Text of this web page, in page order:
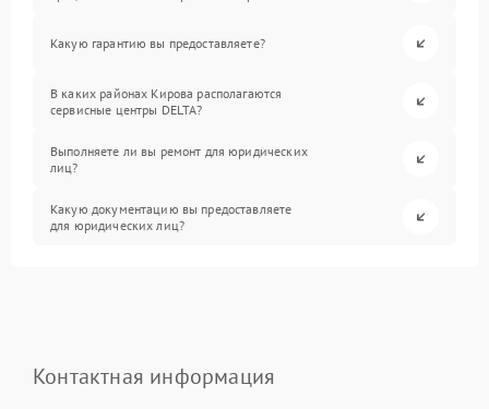
Какую гарантию вы предоставляете?
В каких районах Кирова располагаются
сервисные центры DELTA?
Выполняете ли вы ремонт для юридических
лиц?
Какую документацию вы предоставляете
для юридических лиц?
Контактная информация